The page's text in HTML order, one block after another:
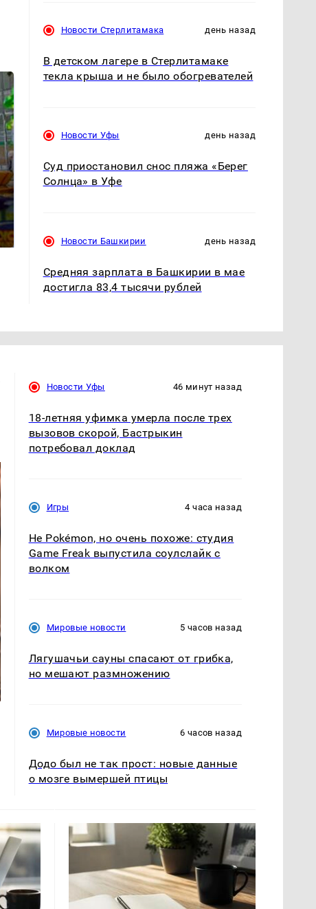
подожгли.
Новости Стерлитамака день назад
В детском лагере в Стерлитамаке
текла крыша и не было обогревателей
Новости Уфы день назад
Суд приостановил снос пляжа «Берег
Солнца» в Уфе
Новости Башкирии день назад
Средняя зарплата в Башкирии в мае
достигла 83,4 тысячи рублей
Новости Уфы 46 минут назад
18-летняя уфимка умерла после трех
вызовов скорой, Бастрыкин
потребовал доклад
Игры 4 часа назад
Не Pokémon, но очень похоже: студия
Game Freak выпустила соулслайк с
волком
Мировые новости 5 часов назад
Лягушачьи сауны спасают от грибка,
но мешают размножению
Мировые новости 6 часов назад
Додо был не так прост: новые данные
о мозге вымершей птицы